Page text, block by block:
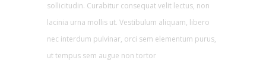
sollicitudin. Curabitur consequat velit lectus, non
lacinia urna mollis ut. Vestibulum aliquam, libero
nec interdum pulvinar, orci sem elementum purus,
ut tempus sem augue non tortor